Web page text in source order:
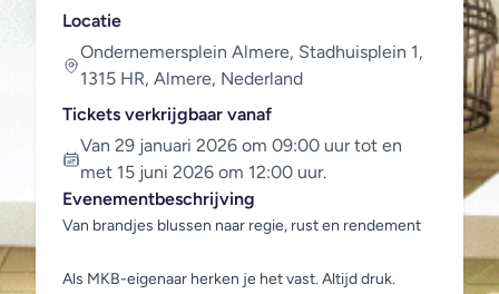
Locatie
Ondernemersplein Almere, Stadhuisplein 1,
1315 HR, Almere, Nederland
Tickets verkrijgbaar vanaf
Van 29 januari 2026 om 09:00 uur tot en
met 15 juni 2026 om 12:00 uur.
Evenementbeschrijving
Van brandjes blussen naar regie, rust en rendement
Als MKB-eigenaar herken je het vast. Altijd druk.